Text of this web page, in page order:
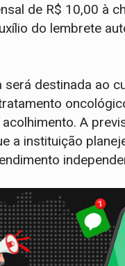
de R$ 10,00 à
do lembrete
será destinada ao
A
a instituição